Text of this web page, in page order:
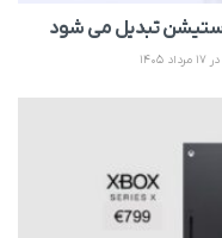
تبدیل می‌ شود